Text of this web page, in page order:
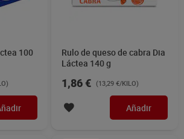
100
Rulo de queso de cabra Dia
Láctea 140 g
1,86 € (13,29 €/KILO)
Añadir